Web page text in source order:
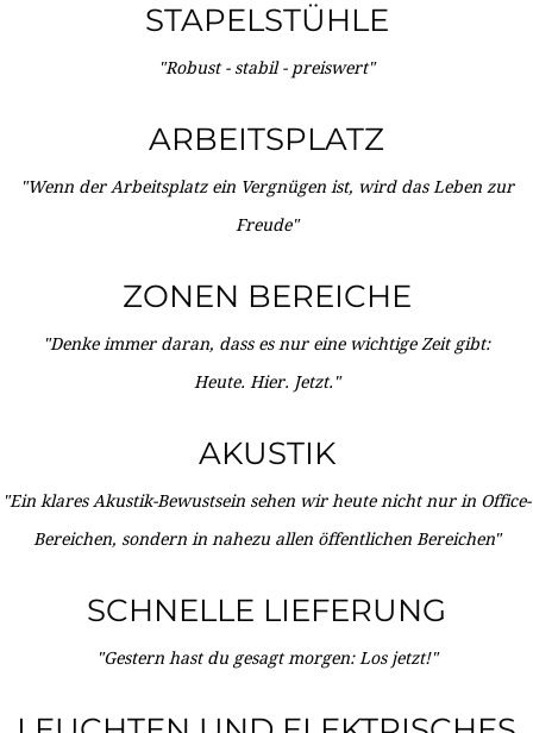
STAPELSTÜHLE
"Robust - stabil - preiswert"
ARBEITSPLATZ
"Wenn der Arbeitsplatz ein Vergnügen ist, wird das Leben zur
Freude"
ZONEN BEREICHE
"Denke immer daran, dass es nur eine wichtige Zeit gibt:
Heute. Hier. Jetzt."
AKUSTIK
"Ein klares Akustik-Bewustsein sehen wir heute nicht nur in Office-
Bereichen, sondern in nahezu allen öffentlichen Bereichen"
SCHNELLE LIEFERUNG
"Gestern hast du gesagt morgen: Los jetzt!"